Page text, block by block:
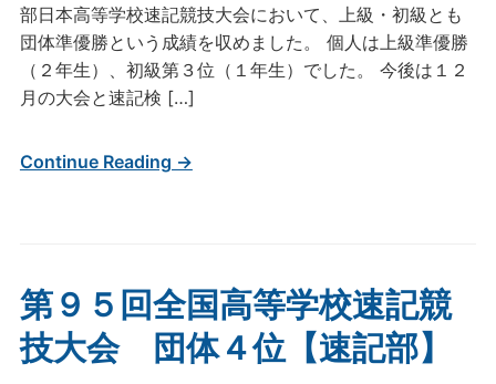
部日本高等学校速記競技大会において、上級・初級とも
団体準優勝という成績を収めました。 個人は上級準優勝
（２年生）、初級第３位（１年生）でした。 今後は１２
月の大会と速記検 […]
Continue Reading →
第９５回全国高等学校速記競
技大会 団体４位【速記部】